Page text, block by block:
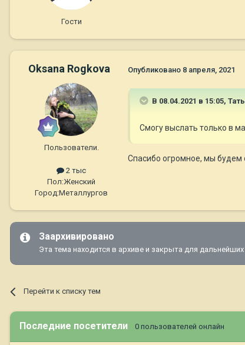
Гости
Oksana Rogkova
Пользователи.
2 тыс
Пол:Женский
Город:Металлургов
Опубликовано 8 апреля, 2021
В 08.04.2021 в 15:05,
Смогу выслать только в
Спасибо огромное, мы будем
Заархивировано
Эта тема находится в архиве и закрыта для
Перейти к списку тем
Последние посетители 0 пользователей онлайн